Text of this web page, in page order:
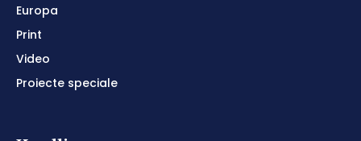
Europa
Print
Video
Proiecte speciale